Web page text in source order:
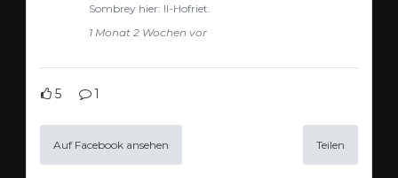
Sombrey hier: Il-Hofriet.
1 Monat 2 Wochen vor
5 1
Auf Facebook ansehen Teilen